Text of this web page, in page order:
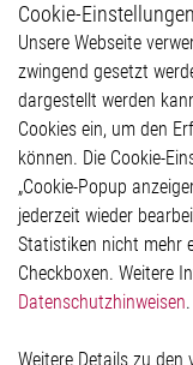
Weitere Links
Glossar
Kontakt
Impressum
Datenschutzerklärung
Cookie-Popup anzeigen
Cookie-Einstellungen
Unsere Webseite
zwingend gesetzt
dargestellt werden
Cookies ein, um den
können. Die Cookie-
„Cookie-Popup
jederzeit wieder
Statistiken nicht mehr
Checkboxen. Weitere
Datenschutzhinweisen.
Weitere Details zu